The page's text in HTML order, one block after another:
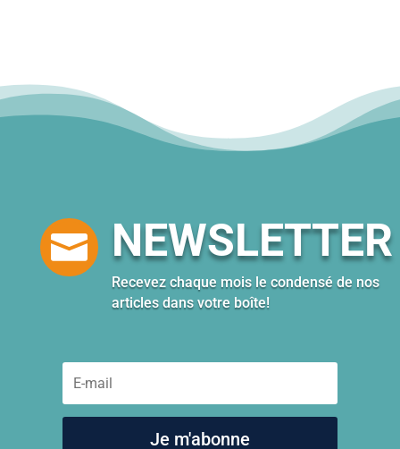
 NEWSLETTER
Recevez chaque mois le condensé de nos
articles dans votre boîte!
Je m'abonne